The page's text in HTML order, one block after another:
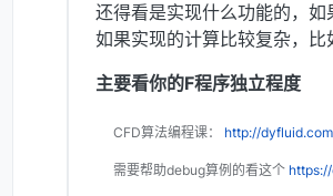
还得看是实现什么功能的，如
如果实现的计算比较复杂，
主要看你的F程序独立程度
CFD算法编程课： http://
需要帮助debug算例的看这个